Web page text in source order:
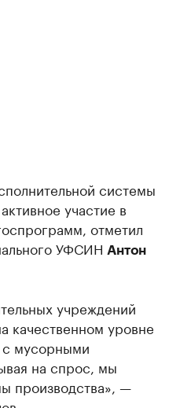
системы
участие в
отметил
УФСИН Антон
учреждений
качественном уровне
с мусорными
на спрос, мы
производства», —